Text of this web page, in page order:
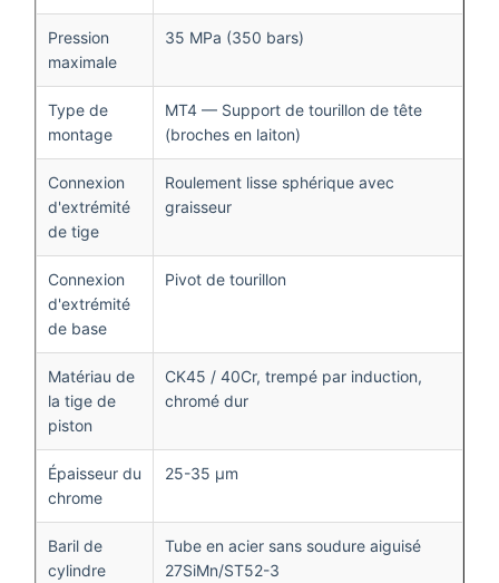
Pression
maximale
35 MPa (350 bars)
Type de
montage
MT4 — Support de tourillon de tête
(broches en laiton)
Connexion
d'extrémité
de tige
Roulement lisse sphérique avec
graisseur
Connexion
d'extrémité
de base
Pivot de tourillon
Matériau de
la tige de
piston
CK45 / 40Cr, trempé par induction,
chromé dur
Épaisseur du
chrome
25-35 μm
Baril de
cylindre
Tube en acier sans soudure aiguisé
27SiMn/ST52-3